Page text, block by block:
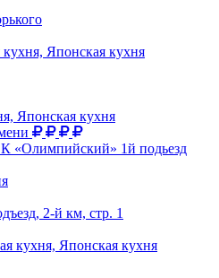
Японская кухня
Японская кухня
«Олимпийский» 1й подьезд
2-й км, стр. 1
кухня, Японская кухня